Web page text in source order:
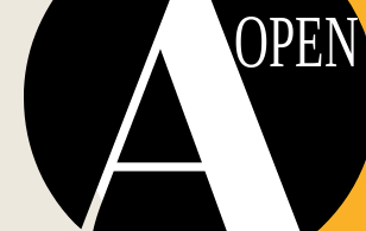
OPEN